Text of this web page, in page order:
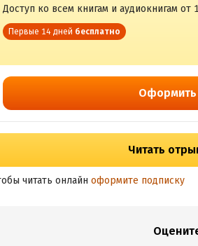
Доступ ко всем книгам и аудиокнигам от
Первые 14 дней бесплатно
Оформить
Читать
читать онлайн оформите подписку